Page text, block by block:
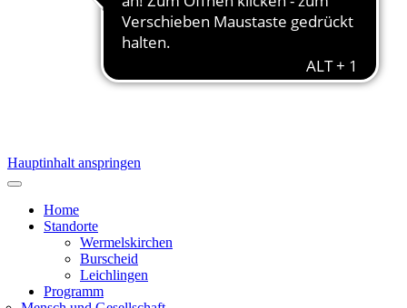
Hauptinhalt anspringen
Home
Standorte
Wermelskirchen
Burscheid
Leichlingen
Programm